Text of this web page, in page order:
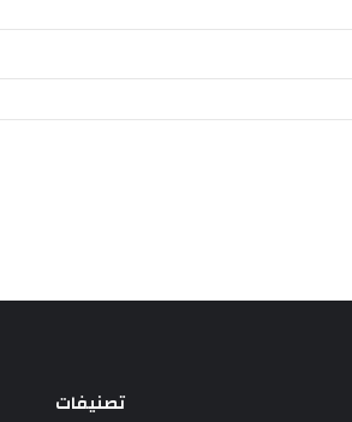
تصنيفات